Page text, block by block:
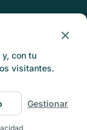
de uso
×
con tu
visitantes.
Gestionar